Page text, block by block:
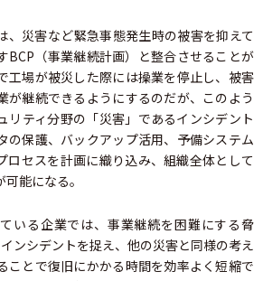
災害など緊急事態発生時の被害を抑えて
BCP（事業継続計画）と整合させることが
工場が被災した際には操業を停止し、被害
が継続できるようにするのだが、このよう
リティ分野の「災害」であるインシデント
の保護、バックアップ活用、予備システム
ロセスを計画に織り込み、組織全体として
能になる。
いる企業では、事業継続を困難にする脅
ンシデントを捉え、他の災害と同様の考え
ことで復旧にかかる時間を効率よく短縮で